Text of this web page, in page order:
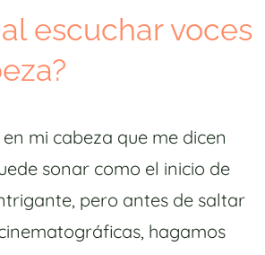
escuchar voces
en mi cabeza que me dicen
sonar como el inicio de
pero antes de saltar
hagamos